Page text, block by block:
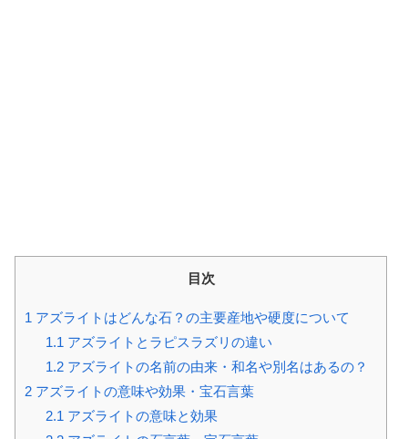
目次
1 アズライトはどんな石？の主要産地や硬度について
1.1 アズライトとラピスラズリの違い
1.2アズライトの名前の由来・和名や別名はあるの？
2 アズライトの意味や効果・宝石言葉
2.1 アズライトの意味と効果